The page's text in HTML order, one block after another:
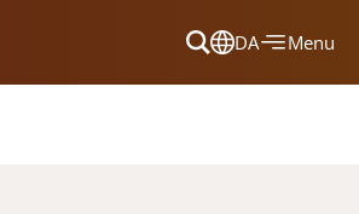
DA
Dansk
Menu